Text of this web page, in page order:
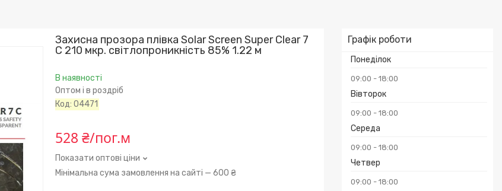
Графік роботи
Понеділок
09:00 18:00
Вівторок
09:00 18:00
Середа
09:00 18:00
Четвер
09:00 18:00
Захисна прозора плівка Solar Screen Super Clear 7
C 210 мкр. світлопроникність 85% 1.22 м
В наявності
Оптом і в роздріб
Код:04471
528 ₴/пог.м
Показати оптові ціни
Мінімальна сума замовлення на сайті — 600 ₴